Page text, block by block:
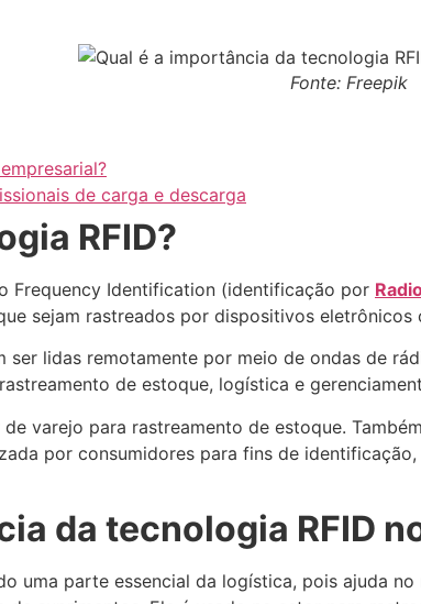
Fonte: Freepik
de carga e descarga
RFID?
Frequency Identification (identificação por
sejam rastreados por dispositivos eletrônicos
ser lidas remotamente por meio de ondas de
de estoque, logística e
varejo para rastreamento de estoque.
por consumidores para fins de
da tecnologia RFID
uma parte essencial da logística, pois ajuda